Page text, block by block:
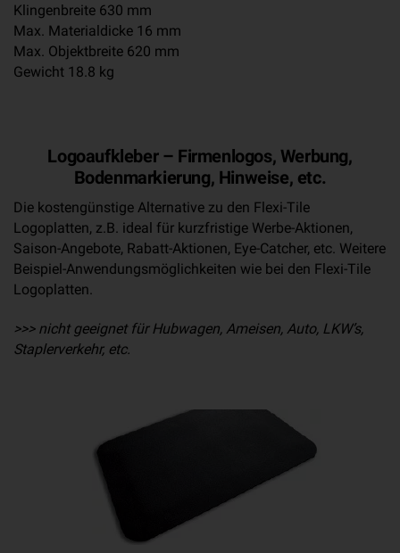
Klingenbreite 630 mm
Max. Materialdicke 16 mm
Max. Objektbreite 620 mm
Gewicht 18.8 kg
Logoaufkleber – Firmenlogos, Werbung,
Bodenmarkierung, Hinweise, etc.
Die kostengünstige Alternative zu den Flexi-Tile
Logoplatten, z.B. ideal für kurzfristige Werbe-Aktionen,
Saison-Angebote, Rabatt-Aktionen, Eye-Catcher, etc. Weitere
Beispiel-Anwendungsmöglichkeiten wie bei den Flexi-Tile
Logoplatten.
>>> nicht geeignet für Hubwagen, Ameisen, Auto, LKW’s,
Staplerverkehr, etc.